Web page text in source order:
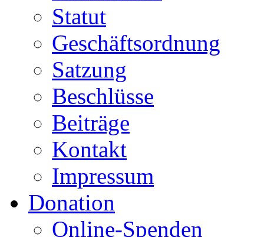
Statut
Geschäftsordnung
Satzung
Beschlüsse
Beiträge
Kontakt
Impressum
Donation
Online-Spenden